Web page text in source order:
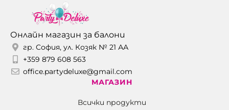
Онлайн магазин за балони
гр. София, ул. Козяк № 21 АА
+359 879 608 563
office.partydeluxe@gmail.com
МАГАЗИН
Всички продукти